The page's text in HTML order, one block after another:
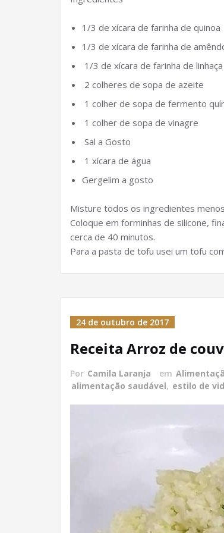
1/3 de xícara de farinha de quinoa
1/3 de xícara de farinha de
1/3 de xícara de farinha de linhaça
2 colheres de sopa de azeite
1 colher de sopa de fermento
1 colher de sopa de vinagre
Sal a Gosto
1 xícara de água
Gergelim a gosto
Misture todos os ingredientes
Coloque em forminhas de silicone,
cerca de 40 minutos.
Para a pasta de tofu usei um tofu
24 de outubro de 2017
Receita Arroz de
Por Camila Laranja em
alimentação saudável, estilo de